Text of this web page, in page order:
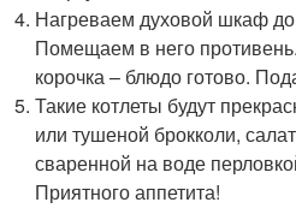
Нагреваем духовой шкаф
Помещаем в него
корочка – блюдо готово.
Такие котлеты будут
или тушеной брокколи,
сваренной на воде
Приятного аппетита!